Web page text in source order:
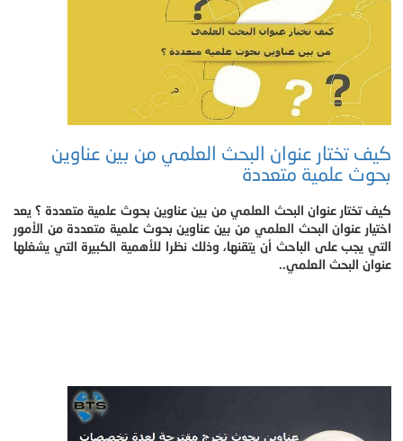
كيف تختار عنوان البحث العلمي من بين عناوين
بحوث علمية متعددة
كيف تختار عنوان البحث العلمي من بين عناوين بحوث علمية متعددة ؟ يعد
اختيار عنوان البحث العلمي من بين عناوين بحوث علمية متعددة من الأمور
التي يجب على الباحث أن يتقنها، وذلك نظرا للأهمية الكبيرة التي يشغلها
عنوان البحث العلمي..